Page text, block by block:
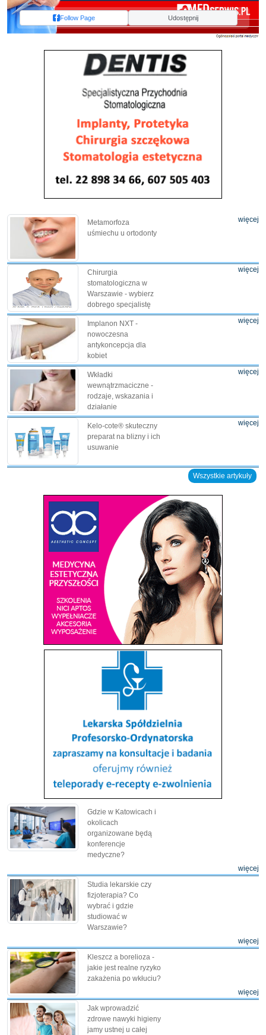
Follow Page Udostępnij
Metamorfoza
uśmiechu u ortodonty
więcej
Chirurgia
stomatologiczna w
Warszawie - wybierz
dobrego specjalistę
więcej
Implanon NXT -
nowoczesna
antykoncepcja dla
kobiet
więcej
Wkładki
wewnątrzmaciczne -
rodzaje, wskazania i
działanie
więcej
Kelo-cote® skuteczny
preparat na blizny i ich
usuwanie
więcej
Wszystkie artykuły
Gdzie w Katowicach i
okolicach
organizowane będą
konferencje
medyczne?
więcej
Studia lekarskie czy
fizjoterapia? Co
wybrać i gdzie
studiować w
Warszawie?
więcej
Kleszcz a borelioza -
jakie jest realne ryzyko
zakażenia po wkłuciu?
więcej
Jak wprowadzić
zdrowe nawyki higieny
jamy ustnej u całej